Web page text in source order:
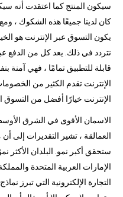
سيكون المنتج كما اعتقدت أنه
كان لدينا جميعًا هذه الشكوك ،
يكون التسوق عبر الإنترنت هو
نتردد في ذلك. يعد كل من الدفع
قابلة للتطبيق تمامًا ، فهي آمنة
الإنترنت تقدم الكثير من
الإنترنت خيارًا أفضل من التسوق
الاسمان الأقوى في الشرق
العمالقة ، تشير التقديرات إلى
ستحقق أكبر نمو. البلدان الأكثر
الإمارات العربية المتحدة
التجارة الإلكترونية التي تبرز